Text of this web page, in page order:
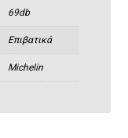
69db
Eπιβατικά
Michelin